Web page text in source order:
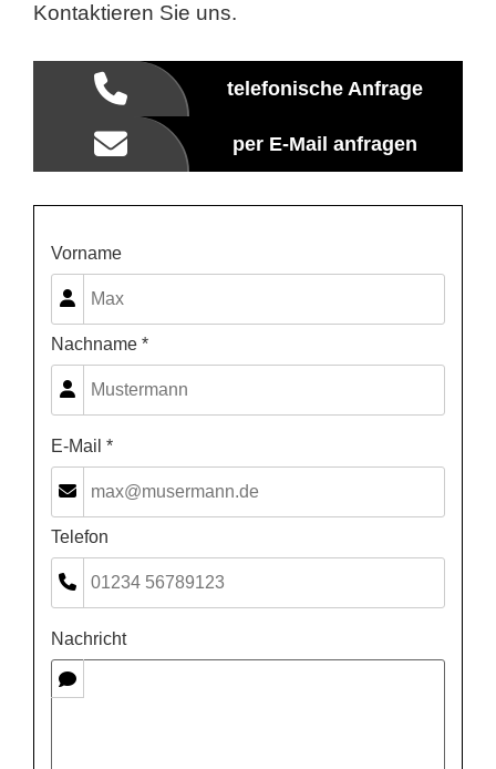
Kontaktieren Sie uns.
telefonische Anfrage
per E-Mail anfragen
Vorname
Nachname *
E-Mail *
Telefon
Nachricht